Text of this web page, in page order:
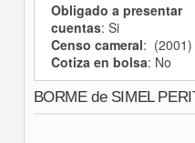
Obligado a presentar
cuentas: Si
Censo cameral: (2001)
Cotiza en bolsa: No
BORME de SIMEL